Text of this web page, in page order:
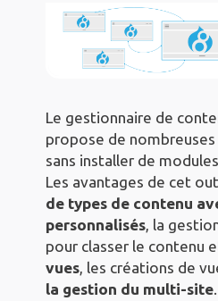
Le gestionnaire de
propose de
sans installer de
Les avantages de cet
de types de contenu
personnalisés , la
pour classer le contenu
vues , les créations de
la gestion du multi-site